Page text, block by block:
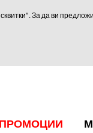
тукЗа да ви